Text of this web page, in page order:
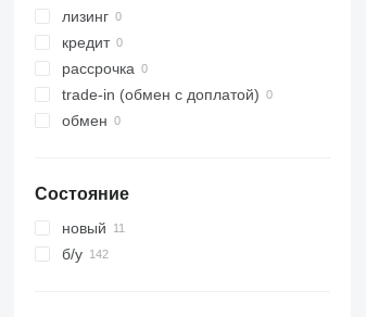
лизинг
кредит
рассрочка
trade-in (обмен с доплатой)
обмен
Состояние
новый
б/у